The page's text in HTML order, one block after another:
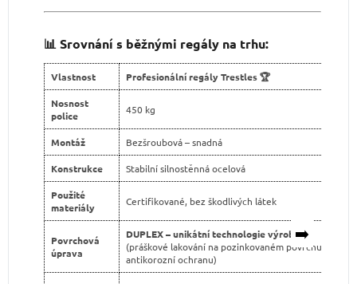
📊 Srovnání s běžnými regály na trhu:
➡️
Vlastnost Profesionální regály Trestles 🏆
Nosnost
police
450 kg
Montáž Bezšroubová – snadná
Konstrukce Stabilní silnostěnná ocelová
Použité
materiály
Certifikované, bez škodlivých látek
Povrchová
úprava
DUPLEX – unikátní technologie výroby
(práškové lakování na pozinkovaném povrchu pro
antikorozní ochranu)